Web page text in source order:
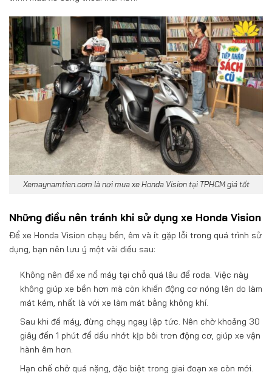
Xemaynamtien.com là nơi mua xe Honda Vision tại TPHCM giá tốt
Những điều nên tránh khi sử dụng xe Honda Vision
Để xe Honda Vision chạy bền, êm và ít gặp lỗi trong quá trình sử
dụng, bạn nên lưu ý một vài điều sau:
Không nên để xe nổ máy tại chỗ quá lâu để roda. Việc này
không giúp xe bền hơn mà còn khiến động cơ nóng lên do làm
mát kém, nhất là với xe làm mát bằng không khí.
Sau khi đề máy, đừng chạy ngay lập tức. Nên chờ khoảng 30
giây đến 1 phút để dầu nhớt kịp bôi trơn động cơ, giúp xe vận
hành êm hơn.
Hạn chế chở quá nặng, đặc biệt trong giai đoạn xe còn mới.